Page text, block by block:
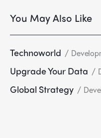
You May Also Like
Technoworld
Upgrade Your Data
Global Strategy